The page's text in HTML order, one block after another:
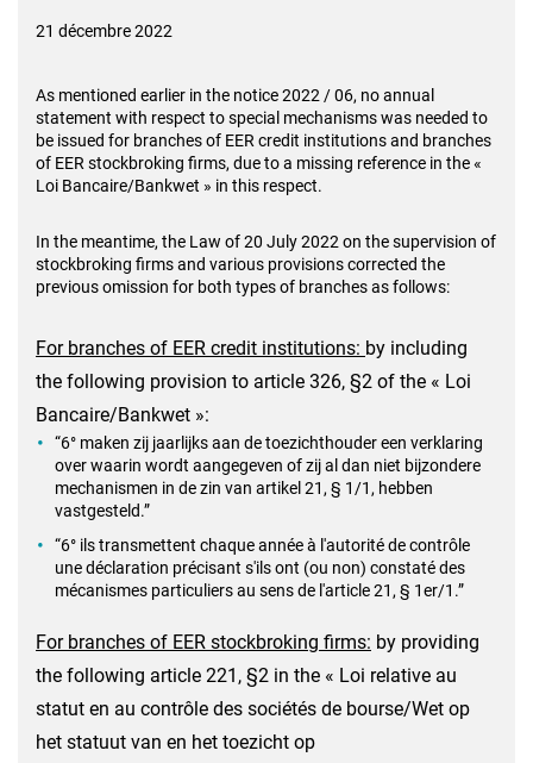
21 décembre 2022
As mentioned earlier in the notice 2022 / 06, no annual
statement with respect to special mechanisms was needed to
be issued for branches of EER credit institutions and branches
of EER stockbroking firms, due to a missing reference in the «
Loi Bancaire/Bankwet » in this respect.
In the meantime, the Law of 20 July 2022 on the supervision of
stockbroking firms and various provisions corrected the
previous omission for both types of branches as follows:
For branches of EER credit institutions: by including
the following provision to article 326, §2 of the « Loi
Bancaire/Bankwet »:
“6° maken zij jaarlijks aan de toezichthouder een verklaring
over waarin wordt aangegeven of zij al dan niet bijzondere
mechanismen in de zin van artikel 21, § 1/1, hebben
vastgesteld.”
“6° ils transmettent chaque année à l'autorité de contrôle
une déclaration précisant s'ils ont (ou non) constaté des
mécanismes particuliers au sens de l'article 21, § 1er/1.”
For branches of EER stockbroking firms: by providing
the following article 221, §2 in the « Loi relative au
statut en au contrôle des sociétés de bourse/Wet op
het statuut van en het toezicht op